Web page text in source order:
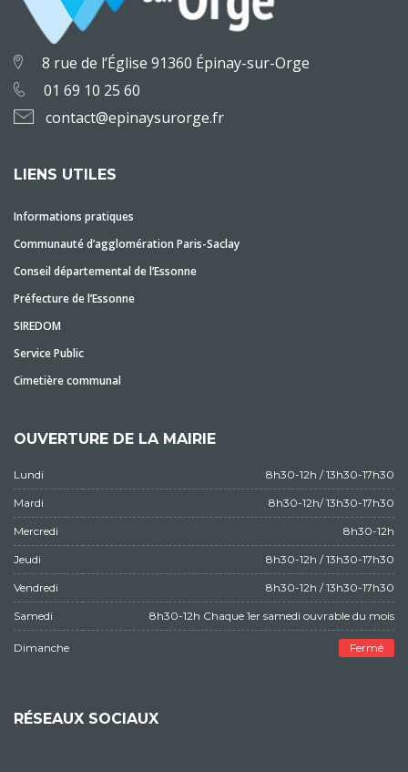
8 rue de l’Église 91360 Épinay-sur-Orge
01 69 10 25 60
contact@epinaysurorge.fr
LIENS UTILES
Informations pratiques
Communauté d’agglomération Paris-Saclay
Conseil départemental de l’Essonne
Préfecture de l’Essonne
SIREDOM
Service Public
Cimetière communal
OUVERTURE DE LA MAIRIE
Lundi 8h30-12h / 13h30-17h30
Mardi 8h30-12h/ 13h30-17h30
Mercredi 8h30-12h
Jeudi 8h30-12h / 13h30-17h30
Vendredi 8h30-12h / 13h30-17h30
Samedi 8h30-12h Chaque 1er samedi ouvrable du mois
Dimanche Fermé
RÉSEAUX SOCIAUX